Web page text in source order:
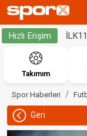
Hızlı Erişim
Takımım
Spor Haberleri
Geri